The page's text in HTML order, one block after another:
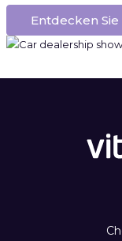
Entdecken